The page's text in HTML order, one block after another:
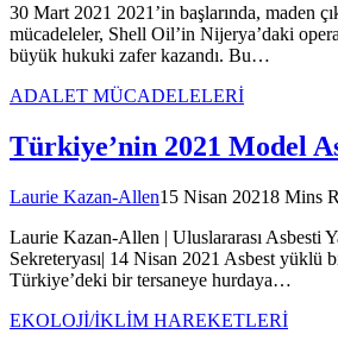
30 Mart 2021 2021’in başlarında, maden
mücadeleler, Shell Oil’in Nijerya’daki
büyük hukuki zafer kazandı. Bu…
ADALET MÜCADELELERİ
Türkiye’nin 2021 Model
Laurie Kazan-Allen15 Nisan 20218 Mins
Laurie Kazan-Allen | Uluslararası Asbesti
Sekreteryası| 14 Nisan 2021 Asbest yüklü
Türkiye’deki bir tersaneye hurdaya…
EKOLOJİ/İKLİM HAREKETLERİ